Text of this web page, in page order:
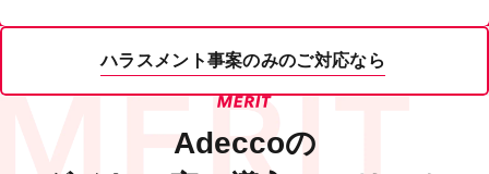
ハラスメント事案のみのご対応なら
Adeccoの